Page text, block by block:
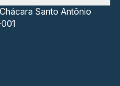
Santo Antônio